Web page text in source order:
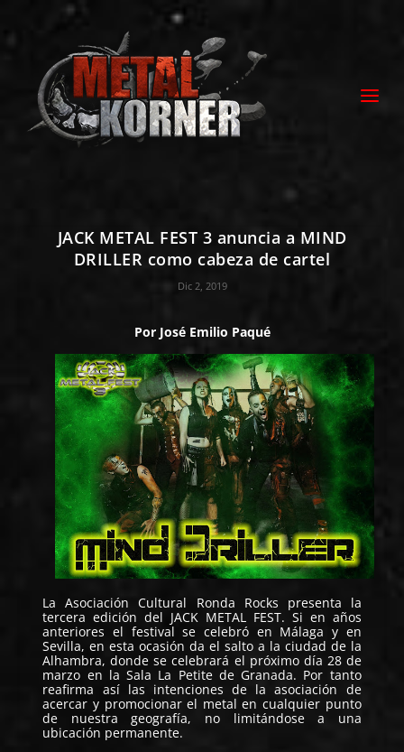
JACK METAL FEST 3 anuncia a MIND
DRILLER como cabeza de cartel
Dic 2, 2019
Por José Emilio Paqué
LaAsociación Cultural Ronda Rocks presenta la
tercera edición del JACK METAL FEST. Si en años
anteriores el festival se celebró en Málaga y en
Sevilla, en esta ocasión da el salto a la ciudad de la
Alhambra, donde se celebrará el próximo día 28 de
marzo en laSala La Petitede Granada. Por tanto
reafirma así las intenciones de la asociación de
acercar y promocionar el metal en cualquier punto
de nuestra geografía, no limitándose a una
ubicación permanente.